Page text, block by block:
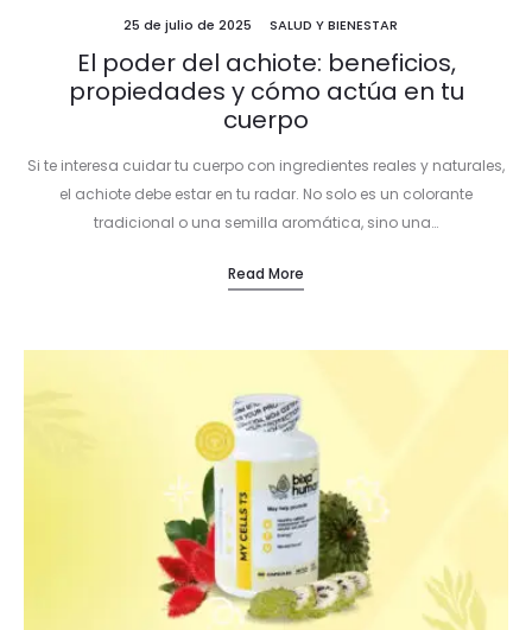
25 de julio de 2025 SALUD Y BIENESTAR
El poder del achiote: beneficios,
propiedades y cómo actúa en tu
cuerpo
Si te interesa cuidar tu cuerpo con ingredientes reales y naturales,
el achiote debe estar en tu radar. No solo es un colorante
tradicional o una semilla aromática, sino una…
Read More